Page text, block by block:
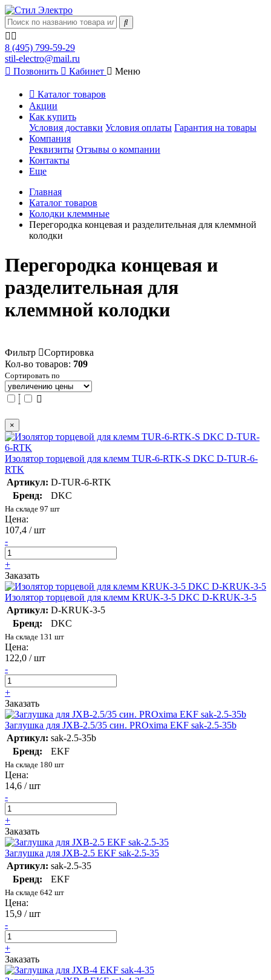
8 (495) 799-59-29
stil-electro@mail.ru
Позвонить
Кабинет Меню
Каталог товаров
Акции
Как купить
Условия доставки Условия оплаты Гарантия на товары
Компания
Реквизиты Отзывы о компании
Контакты
Еще
Главная
Каталог товаров
Колодки клеммные
Перегородка концевая и разделительная для клеммной
колодки
Перегородка концевая и
разделительная для
клеммной колодки
Фильтр
Сортировка
Кол-во товаров: 709
Сортировать по
×
Изолятор торцевой для клемм TUR-6-RTK-S DKC D-TUR-6-
RTK
Артикул: D-TUR-6-RTK
Бренд:
DKC
На складе 97 шт
Цена:
107,4 / шт
-
+
Заказать
Изолятор торцевой для клемм KRUK-3-5 DKC D-KRUK-3-5
Артикул: D-KRUK-3-5
Бренд:
DKC
На складе 131 шт
Цена:
122,0 / шт
-
+
Заказать
Заглушка для JXB-2.5/35 син. PROxima EKF sak-2.5-35b
Артикул: sak-2.5-35b
Бренд:
EKF
На складе 180 шт
Цена:
14,6 / шт
-
+
Заказать
Заглушка для JXB-2.5 EKF sak-2.5-35
Артикул: sak-2.5-35
Бренд:
EKF
На складе 642 шт
Цена:
15,9 / шт
-
+
Заказать